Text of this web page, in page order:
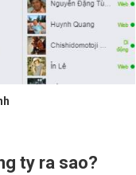
ty ra sao?